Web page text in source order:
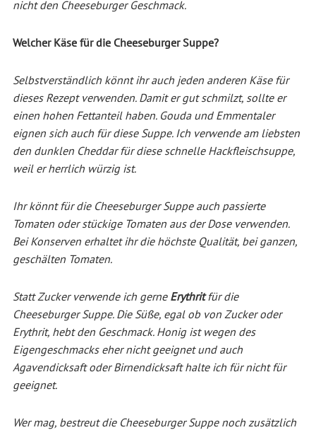
nicht den Cheeseburger Geschmack.
Welcher Käse für die Cheeseburger Suppe?
Selbstverständlich könnt ihr auch jeden anderen Käse für
dieses Rezept verwenden. Damit er gut schmilzt, sollte er
einen hohen Fettanteil haben. Gouda und Emmentaler
eignen sich auch für diese Suppe. Ich verwende am liebsten
den dunklen Cheddar für diese schnelle Hackfleischsuppe,
weil er herrlich würzig ist.
Ihr könnt für die Cheeseburger Suppe auch passierte
Tomaten oder stückige Tomaten aus der Dose verwenden.
Bei Konserven erhaltet ihr die höchste Qualität, bei ganzen,
geschälten Tomaten.
Statt Zucker verwende ich gerne Erythritfür die
Cheeseburger Suppe. Die Süße, egal ob von Zucker oder
Erythrit, hebt den Geschmack. Honig ist wegen des
Eigengeschmacks eher nicht geeignet und auch
Agavendicksaft oder Birnendicksaft halte ich für nicht für
geeignet.
Wer mag, bestreut die Cheeseburger Suppe noch zusätzlich